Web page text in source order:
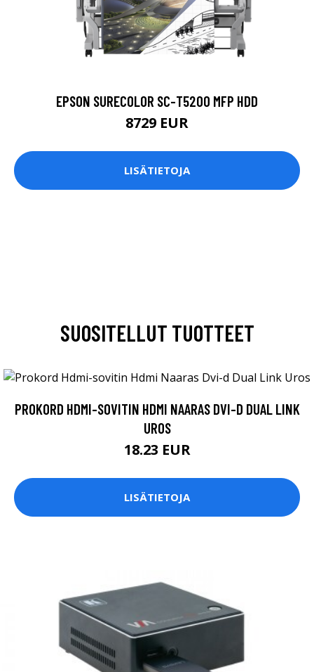
EPSON SURECOLOR SC-T5200 MFP HDD
8729 EUR
LISÄTIETOJA
SUOSITELLUT TUOTTEET
PROKORD HDMI-SOVITIN HDMI NAARAS DVI-D DUAL LINK
UROS
18.23 EUR
LISÄTIETOJA